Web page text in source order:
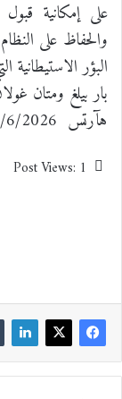
على إمكانية
والحفاظ على
البؤر
بار بيلغ ومتان
هآرتس 12/6/2026
Post Views: 1